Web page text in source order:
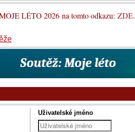
LÉTO 2026 na tomto odkazu: ZDE.
Uživatelské jméno